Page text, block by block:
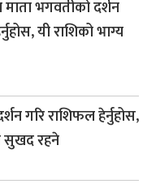
भगवतीको दर्शन
यी राशिको भाग्य
गरि राशिफल हेर्नुहोस,
सुखद रहने